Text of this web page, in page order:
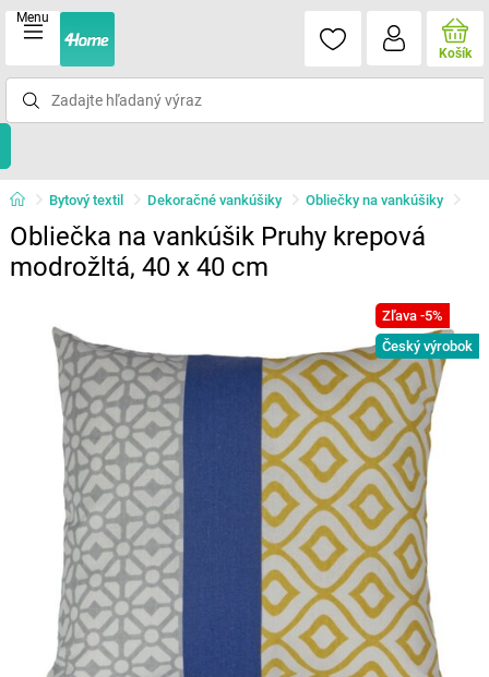
Menu
Košík
Bytový textil Dekoračné vankúšiky Obliečky na vankúšiky
Obliečka na vankúšik Pruhy krepová
modrožltá, 40 x 40 cm
Zľava -5%
Český výrobok